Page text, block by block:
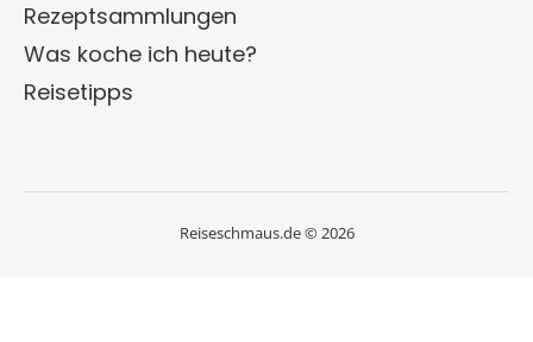
Rezeptsammlungen
Was koche ich heute?
Reisetipps
Reiseschmaus.de © 2026